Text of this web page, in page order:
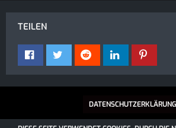
TEILEN
DATENSCHUTZERKLÄRUNG